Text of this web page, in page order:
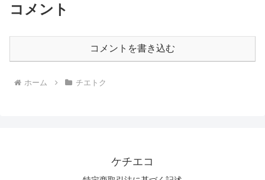
コメント
コメントを書き込む
ホーム チエトク
ケチエコ